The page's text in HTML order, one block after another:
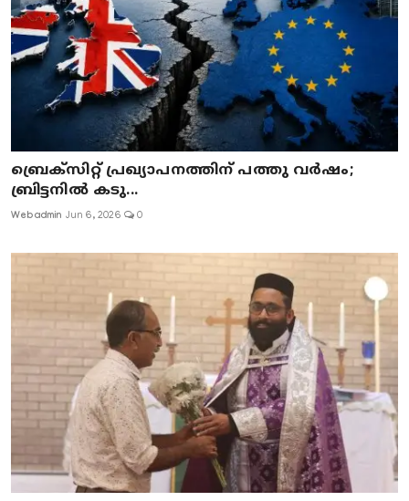
ബ്രെക്സിറ്റ് പ്രഖ്യാപനത്തിന് പത്തു വർഷം;
ബ്രിട്ടനിൽ കടു...
Webadmin Jun 6, 2026 0